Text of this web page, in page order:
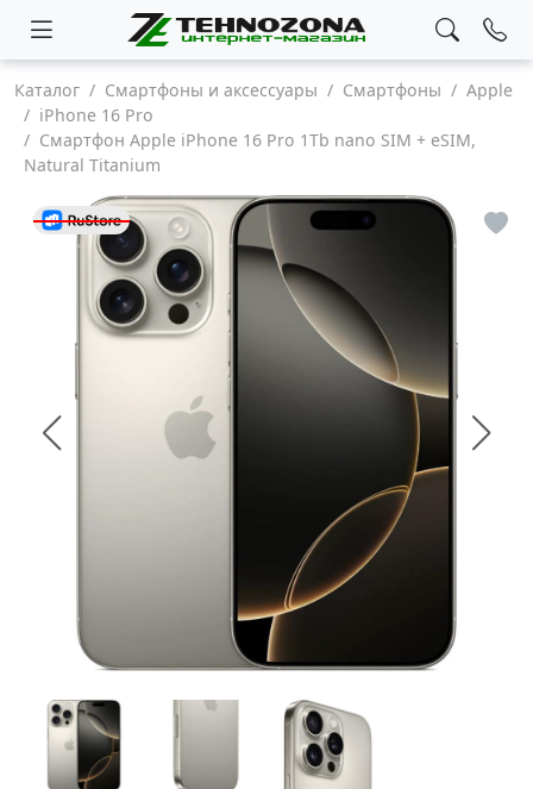
Каталог Смартфоны и аксессуары Смартфоны
Apple
iPhone 16 Pro
Смартфон Apple iPhone 16 Pro 1Tb nano SIM + eSIM,
Natural Titanium